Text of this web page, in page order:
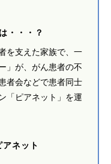
・・・？
を支えた家族で、一
」が、がん患者の不
者会などで患者同士
「ピアネット」を運
ネット